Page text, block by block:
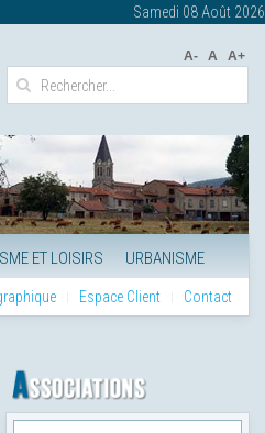
Samedi 08 Août 2026
A- A A+
ET LOISIRS URBANISME
Espace Client Contact